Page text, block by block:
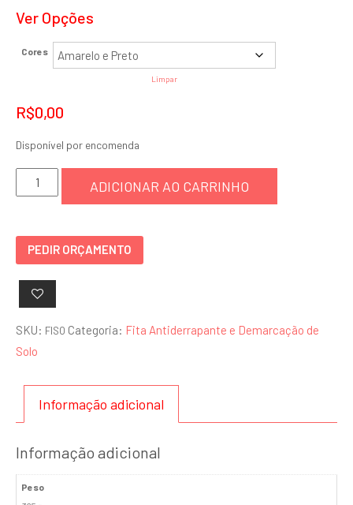
Ver Opções
Cores
Limpar
R$0,00
Disponível por encomenda
Isolamento
-
quantidade
ADICIONAR AO CARRINHO
PEDIR ORÇAMENTO
SKU: FISO Categoria: Fita Antiderrapante e Demarcação de
Solo
Informação adicional
Informação adicional
Peso